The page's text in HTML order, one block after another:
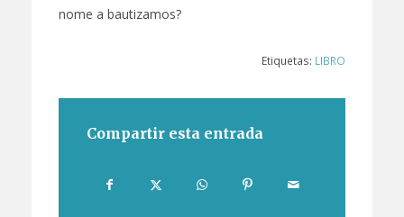
nome a bautizamos?
Etiquetas: LIBRO
Compartir esta entrada